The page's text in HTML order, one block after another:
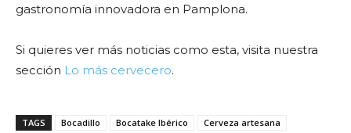
gastronomía innovadora en Pamplona.
Si quieres ver más noticias como esta, visita nuestra
sección Lo más cervecero.
TAGS Bocadillo Bocatake Ibérico
Cerveza artesana